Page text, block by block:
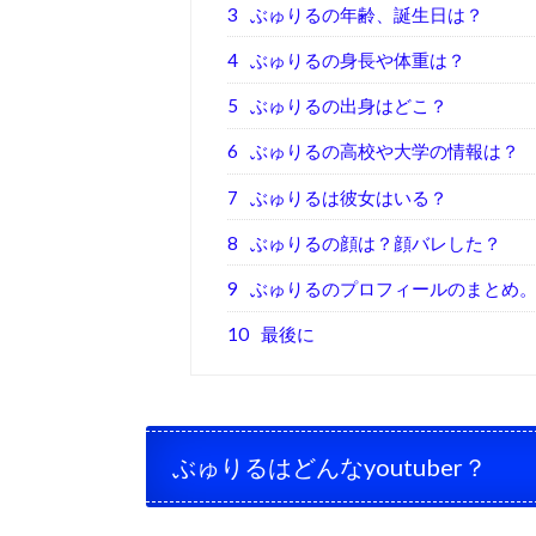
3 ぶゅりるの年齢、誕生日は？
4 ぶゅりるの身長や体重は？
5 ぶゅりるの出身はどこ？
6 ぶゅりるの高校や大学の情報は？
7 ぶゅりるは彼女はいる？
8 ぶゅりるの顔は？顔バレした？
9 ぶゅりるのプロフィールのまとめ
10 最後に
ぶゅりるはどんなyoutuber？